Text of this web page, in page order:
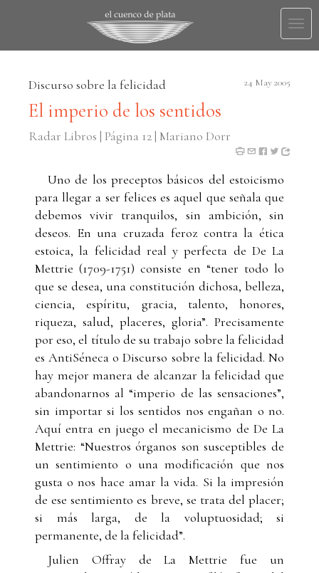
Discurso sobre la felicidad 24 May 2005
El imperio de los sentidos
Radar Libros | Página 12 | Mariano Dorr
Uno de los preceptos básicos del estoicismo
para llegar a ser felices es aquel que señala que
debemos vivir tranquilos, sin ambición, sin
deseos. En una cruzada feroz contra la ética
estoica, la felicidad real y perfecta de De La
Mettrie (1709-1751) consiste en “tener todo lo
que se desea, una constitución dichosa, belleza,
ciencia, espíritu, gracia, talento, honores,
riqueza, salud, placeres, gloria”. Precisamente
por eso, el título de su trabajo sobre la felicidad
es AntiSéneca o Discurso sobre la felicidad. No
hay mejor manera de alcanzar la felicidad que
abandonarnos al “imperio de las sensaciones”,
sin importar si los sentidos nos engañan o no.
Aquí entra en juego el mecanicismo de De La
Mettrie: “Nuestros órganos son susceptibles de
un sentimiento o una modificación que nos
gusta o nos hace amar la vida. Si la impresión
de ese sentimiento es breve, se trata del placer;
si más larga, de la voluptuosidad; si
permanente, de la felicidad”.
Julien Offray de La Mettrie fue un